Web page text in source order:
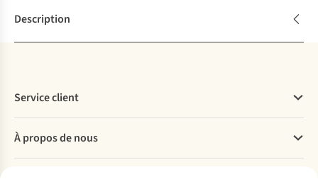
Description
Service client
Commander
Payer
À propos de nous